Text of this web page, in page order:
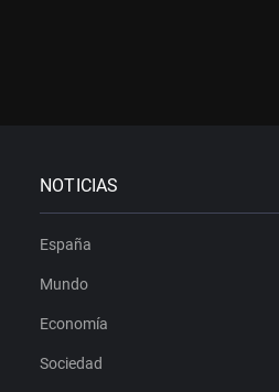
NOTICIAS
España
Mundo
Economía
Sociedad